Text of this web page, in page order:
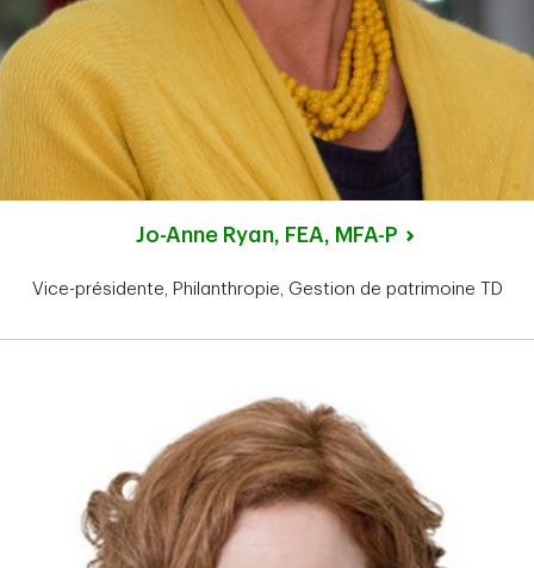
Jo-Anne Ryan, FEA, MFA-P
Vice-présidente, Philanthropie, Gestion de patrimoine TD